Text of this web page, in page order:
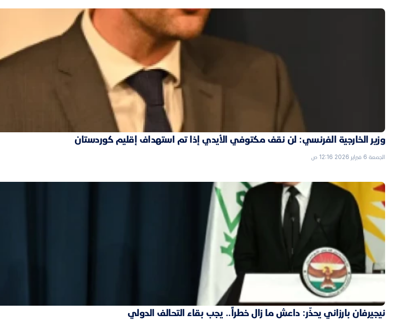
وزير الخارجية الفرنسي: لن نقف مكتوفي الأيدي إذا تم استهداف إقليم كوردستان
الجمعة 6 فبراير 2026 12:16 ص
نيجيرفان بارزاني يحذّر: داعش ما زال خطراً.. يجب بقاء التحالف الدولي